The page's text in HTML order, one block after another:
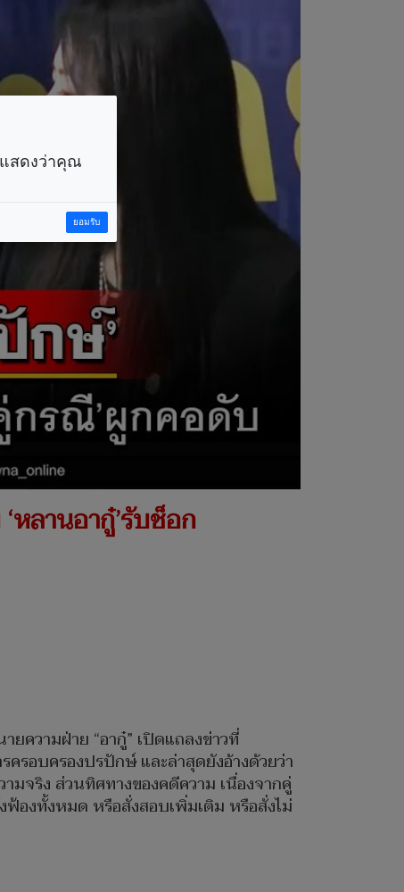
หลานอากู๋’รับช็อก
ความฝ่าย “อากู๋” เปิดแถลงข่าวที่
รอบครองปรปักษ์ และล่าสุดยังอ้างด้วยว่า
จริง ส่วนทิศทางของคดีความ เนื่องจากคู่
องทั้งหมด หรือสั่งสอบเพิ่มเติม หรือสั่งไม่
แสดงว่าคุณ
ยอมรับ